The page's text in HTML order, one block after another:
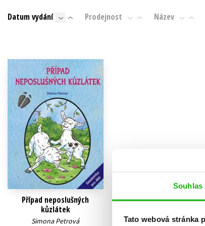
Souhlas
Tato webová stránka
Beletrie pro děti
Byznys a ekonomie
Jazyky
Datum vydání Prodejnost Název
Případ neposlušných
kůzlátek
Simona Petrová